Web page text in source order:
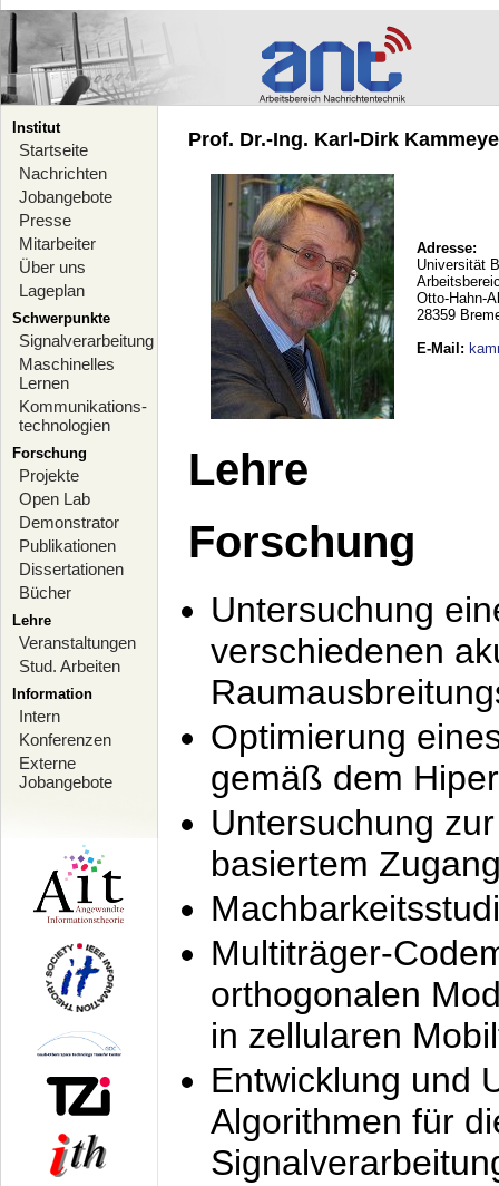
Institut
Startseite
Nachrichten
Jobangebote
Presse
Mitarbeiter
Über uns
Lageplan
Schwerpunkte
Signalverarbeitung
Maschinelles
Lernen
Kommunikations-
technologien
Forschung
Projekte
Open Lab
Demonstrator
Publikationen
Dissertationen
Bücher
Lehre
Veranstaltungen
Stud. Arbeiten
Information
Intern
Konferenzen
Externe
Jobangebote
Prof. Dr.-Ing. Karl-Dirk
Adresse:
Universität
Otto-Hahn-
28359
E-Mail :
Lehre
Forschung
Untersuchung
verschiedenen
Optimierung
gemäß dem
Untersuchung
basiertem
Multiträger-
orthogonalen
in zellularen
Entwicklung und
Algorithmen für